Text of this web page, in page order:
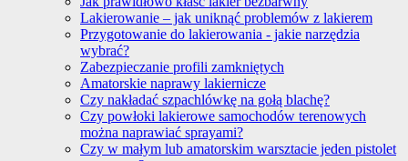
Lakierowanie – jak uniknąć problemów z lakierem
Przygotowanie do lakierowania - jakie narzędzia
wybrać?
Zabezpieczanie profili zamkniętych
Amatorskie naprawy lakiernicze
Czy nakładać szpachlówkę na gołą blachę?
Czy powłoki lakierowe samochodów terenowych
można naprawiać sprayami?
Czy w małym lub amatorskim warsztacie jeden pistolet